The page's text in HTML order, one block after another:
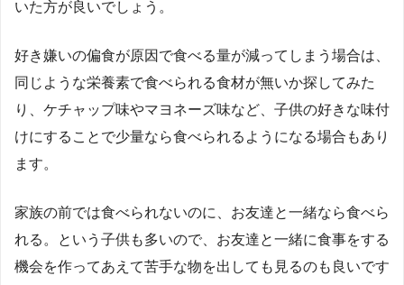
いた方が良いでしょう。
好き嫌いの偏食が原因で食べる量が減ってしまう場合は、
同じような栄養素で食べられる食材が無いか探してみた
り、ケチャップ味やマヨネーズ味など、子供の好きな味付
けにすることで少量なら食べられるようになる場合もあり
ます。
家族の前では食べられないのに、お友達と一緒なら食べら
れる。という子供も多いので、お友達と一緒に食事をする
機会を作ってあえて苦手な物を出しても見るのも良いです